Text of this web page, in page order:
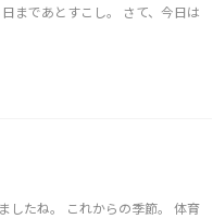
まであとすこし。 さて、今日は
したね。 これからの季節。 体育